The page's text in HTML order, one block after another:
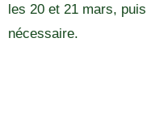
les 20 et 21 mars,
nécessaire.